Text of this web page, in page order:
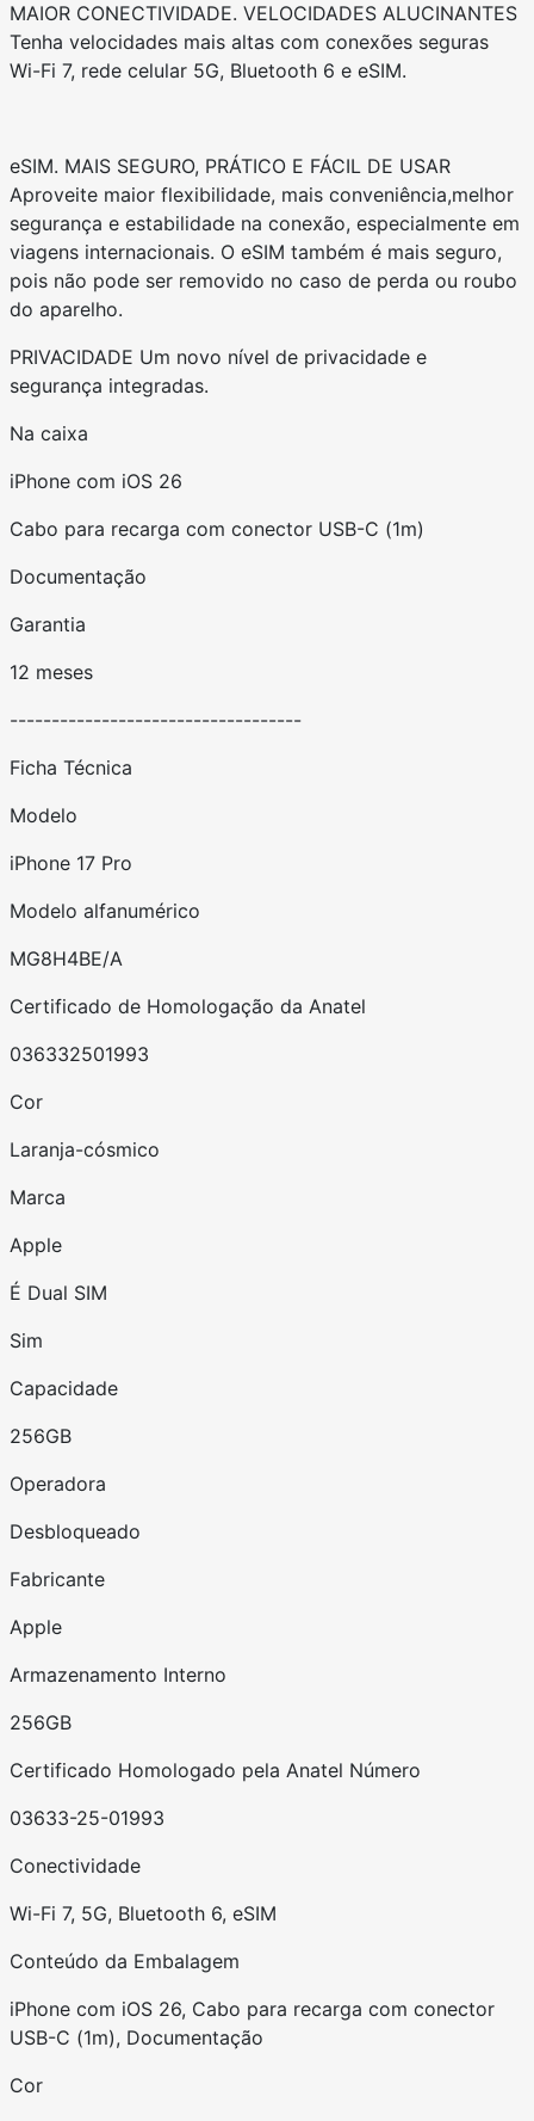
MAIOR CONECTIVIDADE. VELOCIDADES ALUCINANTES
Tenha velocidades mais altas com conexões seguras
Wi-Fi 7, rede celular 5G, Bluetooth 6 e eSIM.
eSIM. MAIS SEGURO, PRÁTICO E FÁCIL DE USAR
Aproveite maior flexibilidade, mais conveniência,melhor
segurança e estabilidade na conexão, especialmente em
viagens internacionais. O eSIM também é mais seguro,
pois não pode ser removido no caso de perda ou roubo
do aparelho.
PRIVACIDADE Um novo nível de privacidade e
segurança integradas.
Na caixa
iPhone com iOS 26
Cabo para recarga com conector USB-C (1m)
Documentação
Garantia
12 meses
-----------------------------------
Ficha Técnica
Modelo
iPhone 17 Pro
Modelo alfanumérico
MG8H4BE/A
Certificado de Homologação da Anatel
036332501993
Cor
Laranja-cósmico
Marca
Apple
É Dual SIM
Sim
Capacidade
256GB
Operadora
Desbloqueado
Fabricante
Apple
Armazenamento Interno
256GB
Certificado Homologado pela Anatel Número
03633-25-01993
Conectividade
Wi-Fi 7, 5G, Bluetooth 6, eSIM
Conteúdo da Embalagem
iPhone com iOS 26, Cabo para recarga com conector
USB-C (1m), Documentação
Cor